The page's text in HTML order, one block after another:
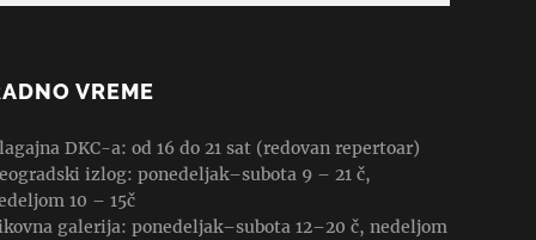
VREME
DKC-a: od 16 do 21 sat (redovan repertoar)
izlog: ponedeljak–subota 9 – 21 č,
10 – 15č
galerija: ponedeljak–subota 12–20 č, nedeljom